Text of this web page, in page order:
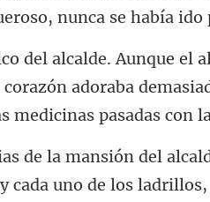
adoraba
e los